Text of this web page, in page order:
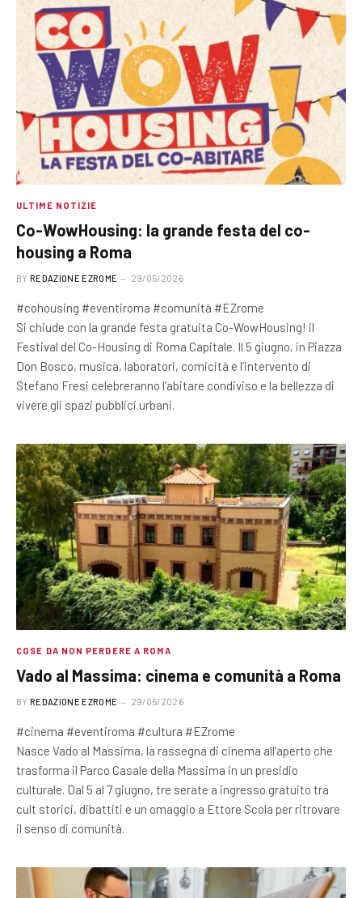
ULTIME NOTIZIE
Co-WowHousing: la grande festa del co-
housing a Roma
BY REDAZIONE EZROME 29/05/2026
#cohousing #eventiroma #comunità #EZrome
Si chiude con la grande festa gratuita Co-WowHousing! il
Festival del Co-Housing di Roma Capitale. Il 5 giugno, in Piazza
Don Bosco, musica, laboratori, comicità e l’intervento di
Stefano Fresi celebreranno l’abitare condiviso e la bellezza di
vivere gli spazi pubblici urbani.
COSE DA NON PERDERE A ROMA
Vado al Massima: cinema e comunità a Roma
BY REDAZIONE EZROME 29/05/2026
#cinema #eventiroma #cultura #EZrome
Nasce Vado al Massima, la rassegna di cinema all’aperto che
trasforma il Parco Casale della Massima in un presidio
culturale. Dal 5 al 7 giugno, tre serate a ingresso gratuito tra
cult storici, dibattiti e un omaggio a Ettore Scola per ritrovare
il senso di comunità.